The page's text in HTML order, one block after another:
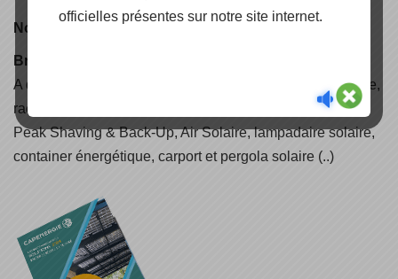
Nouveauté
Brochure CAPENERGIE 2025
A découvrir, nos nouvelles solutions d'électrification rurale,
raccordées réseaux, autoconsommation avec stockage,
Peak Shaving & Back-Up, Air Solaire, lampadaire solaire,
container énergétique, carport et pergola solaire (..)
officielles présentes sur notre site internet.